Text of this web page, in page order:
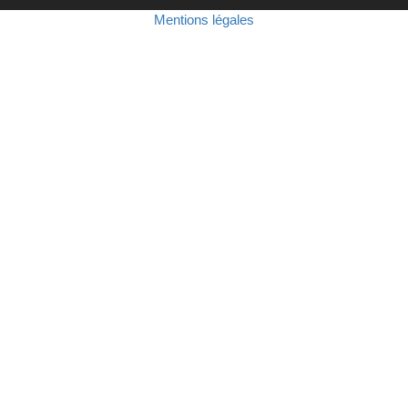
Mentions légales